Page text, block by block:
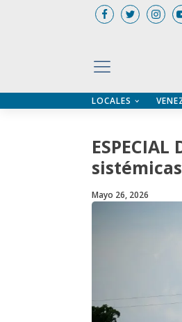
LOCALES
Mayo 26, 2026